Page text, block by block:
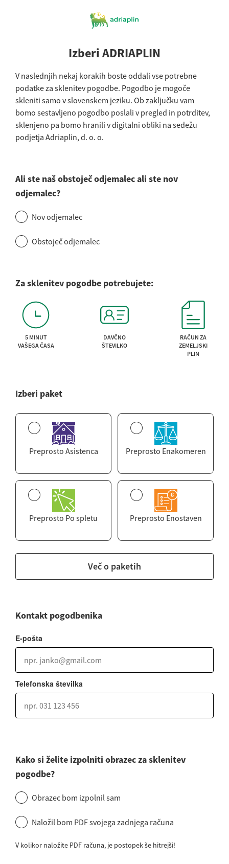
Izberi ADRIAPLIN
V naslednjih nekaj korakih boste oddali vse potrebne
podatke za sklenitev pogodbe. Pogodbo je mogoče
skleniti samo v slovenskem jeziku. Ob zaključku vam
bomo sestavljeno pogodbo poslali v pregled in potrditev,
sklenjeno pa bomo hranili v digitalni obliki na sedežu
podjetja Adriaplin, d. o. o.
Ali ste naš obstoječ odjemalec ali ste nov
odjemalec?
Nov odjemalec
Obstoječ odjemalec
Za sklenitev pogodbe potrebujete:
5 MINUT
VAŠEGA ČASA
DAVČNO
ŠTEVILKO
RAČUN ZA
ZEMELJSKI
PLIN
Izberi paket
Preprosto Asistenca Preprosto Enakomeren
Preprosto Po spletu Preprosto Enostaven
Več o paketih
Kontakt pogodbenika
E-pošta
Telefonska številka
Kako si želite izpolniti obrazec za sklenitev
pogodbe?
Obrazec bom izpolnil sam
Naložil bom PDF svojega zadnjega računa
V kolikor naložite PDF računa, je postopek še hitrejši!